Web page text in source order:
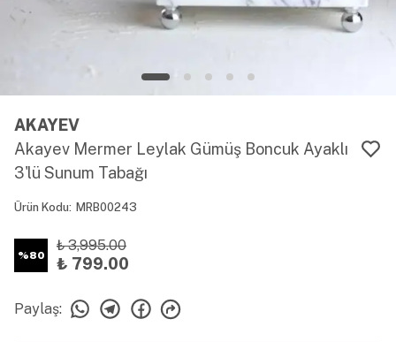
AKAYEV
Akayev Mermer Leylak Gümüş Boncuk Ayaklı
3'lü Sunum Tabağı
Ürün Kodu: MRB00243
%80
₺ 3,995.00
₺ 799.00
Paylaş: